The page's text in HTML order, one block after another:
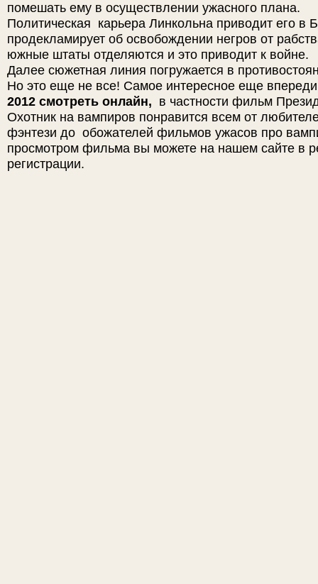
помешать ему в осуществлении ужасного плана.
Политическая карьера Линкольна приводит его в
продекламирует об освобождении негров от
южные штаты отделяются и это приводит к войне.
Далее сюжетная линия погружается в
Но это еще не все! Самое интересное еще
2012 смотреть онлайн, в частности фильм
Охотник на вампиров понравится всем от
фэнтези до обожателей фильмов ужасов про
просмотром фильма вы можете на нашем сайте в
регистрации.